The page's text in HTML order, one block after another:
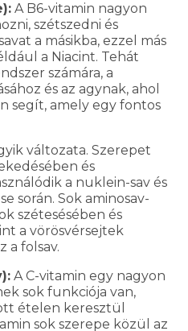
A B6-vitamin nagyon
szétszedni és
a másikba, ezzel más
a Niacint. Tehát
számára, a
és az agynak, ahol
segít, amely egy fontos
változata. Szerepet
és
a nuklein-sav és
során. Sok aminosav-
szétesésében és
a vörösvérsejtek
a folsav.
A C-vitamin egy nagyon
sok funkciója van,
ételen keresztül
sok szerepe közül az